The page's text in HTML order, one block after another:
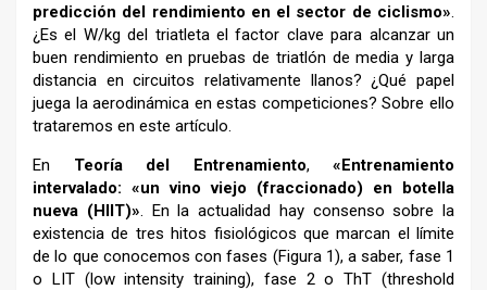
predicción del rendimiento en el sector de ciclismo».
¿Es el W/kg del triatleta el factor clave para alcanzar un
buen rendimiento en pruebas de triatlón de media y larga
distancia en circuitos relativamente llanos? ¿Qué papel
juega la aerodinámica en estas competiciones? Sobre ello
trataremos en este artículo.
En Teoría del Entrenamiento, «Entrenamiento
intervalado: «un vino viejo (fraccionado) en botella
nueva (HIIT)». En la actualidad hay consenso sobre la
existencia de tres hitos fisiológicos que marcan el límite
de lo que conocemos con fases (Figura 1), a saber, fase 1
o LIT (low intensity training), fase 2 o ThT (threshold